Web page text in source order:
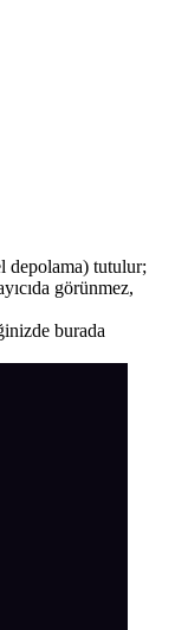
depolama) tutulur;
görünmez,
burada